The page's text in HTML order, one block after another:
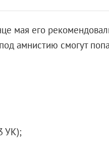
мая его
амнистию смогут
УК);